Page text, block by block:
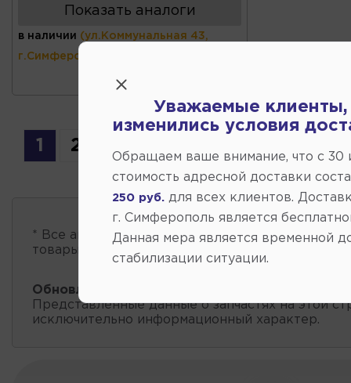
Показать аналоги
в наличии (ул.Коммунальная 43,
г.Симферополь)
1 2
* Все автозапчасти есть в наличии , обновление
товары проходит несколько раз в сутки.
Обновление остатков и цен:
Представленные данные о запчастях на этой
исключительно информационный характер.
Уважаемые клиенты,
изменились условия
Обращаем ваше внимание, что c 30
стоимость адресной доставки
250 руб.
для всех клиентов.
г. Симферополь является
Данная мера является временной
стабилизации ситуации.